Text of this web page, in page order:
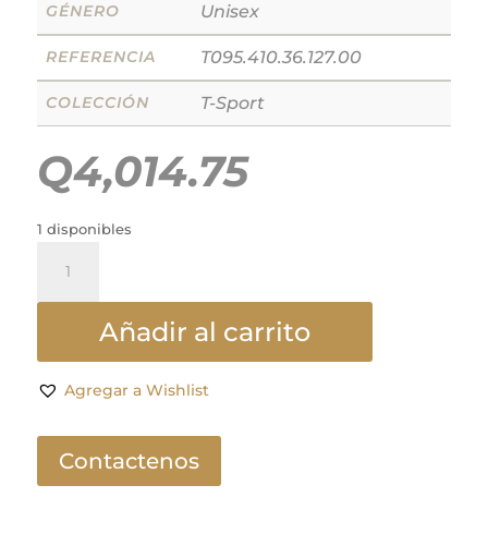
GÉNERO Unisex
REFERENCIA T095.410.36.127.00
COLECCIÓN T-Sport
Q4,014.75
1 disponibles
PIEL
cantidad
Añadir al carrito
Agregar a Wishlist
Contactenos